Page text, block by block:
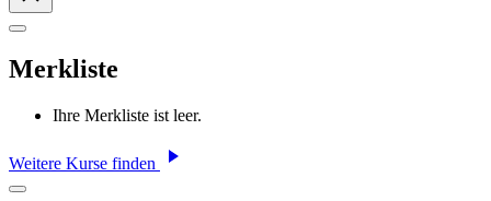
Merkliste
Ihre Merkliste ist leer.
Weitere Kurse finden